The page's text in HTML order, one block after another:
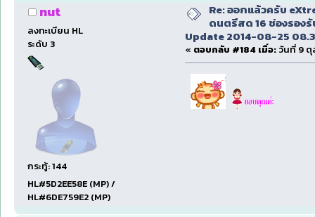
nut
ลงทะเบียน HL
ระดับ 3
กระทู้: 144
HL#5D2EE58E (MP) /
HL#6DE759E2 (MP)
Re: ออกแล้วครับ
ดนตรีสด 16 ช่องรอง
Update 2014-08-25
« ตอบกลับ #184 เมื่อ: วันที่ 9 ตุ